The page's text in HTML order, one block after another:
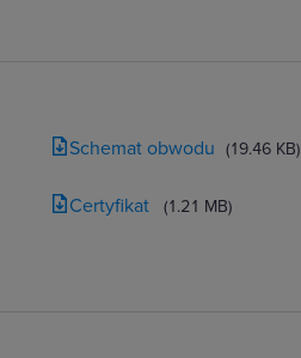
Schemat obwodu (19.46 KB)
Certyfikat (1.21 MB)